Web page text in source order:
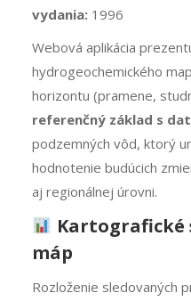
vydania:1996
Webová aplikácia
hydrogeochemického
horizontu (pramene,
referenčný základ s
podzemných vôd, ktorý
hodnotenie budúcich
aj regionálnej úrovni.
Kartografické
máp
Rozloženie sledovaných